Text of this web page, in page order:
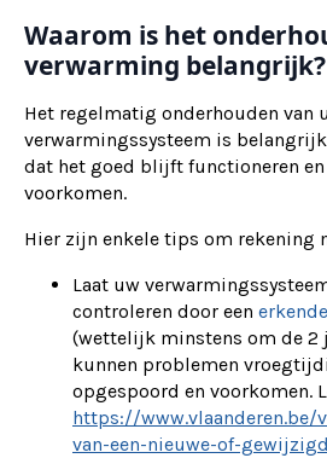
Waarom is het
verwarming belangrijk?
Het regelmatig onderhouden van
verwarmingssysteem is
dat het goed blijft functioneren
voorkomen.
Hier zijn enkele tips om rekening
Laat uw
controleren door een
(wettelijk minstens om de 2
kunnen problemen
opgespoord en voorkomen.
https://
van-een-nieuwe-of-